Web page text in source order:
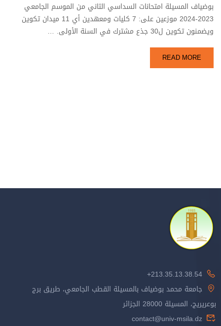
بوضياف المسيلة امتحانات السداسي الثاني من الموسم الجامعي
2023-2024 موزعين على: 7 كليات ومعهدين أي 11 ميدان تكوين
ويضمنون تكوين ل30 جذع مشترك في السنة الأولى. …
READ MORE
213.35.13.38.54+
جامعة محمد بوضياف بالمسيلة القطب الجامعي، طريق برج
بوعريريج، المسيلة 28000 الجزائر
contact@univ-msila.dz